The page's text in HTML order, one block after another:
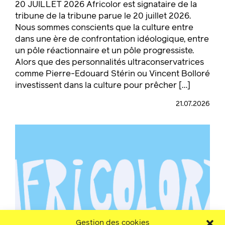
Gestion des cookies
20 JUILLET 2026 Africolor est signataire de la
tribune de la tribune parue le 20 juillet 2026.
Nous sommes conscients que la culture entre
dans une ère de confrontation idéologique, entre
un pôle réactionnaire et un pôle progressiste.
Alors que des personnalités ultraconservatrices
comme Pierre-Edouard Stérin ou Vincent Bolloré
investissent dans la culture pour prêcher […]
21.07.2026